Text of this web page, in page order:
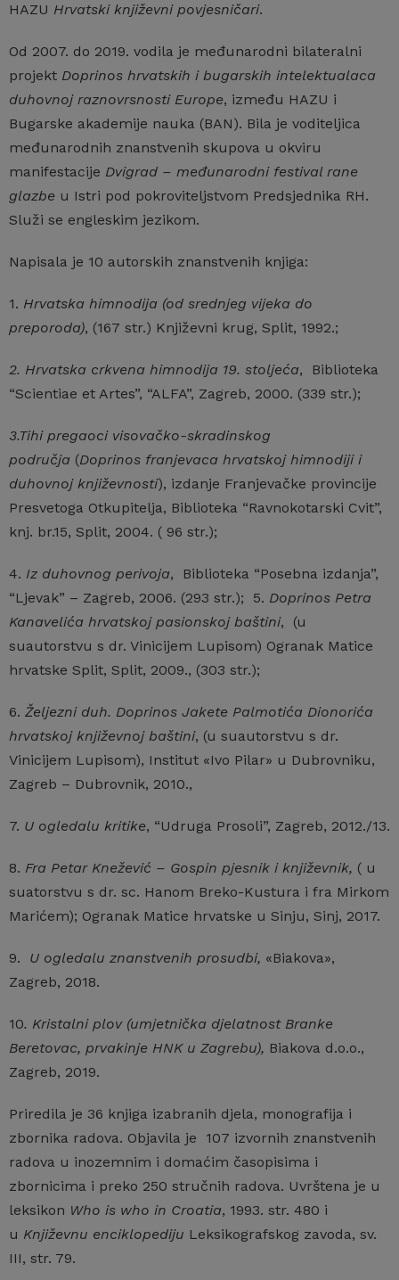
HAZU Hrvatski književni povjesničari.
Od 2007. do 2019. vodila je međunarodni bilateralni
projekt Doprinos hrvatskih i bugarskih intelektualaca
duhovnoj raznovrsnosti Europe, između HAZU i
Bugarske akademije nauka (BAN). Bila je voditeljica
međunarodnih znanstvenih skupova u okviru
manifestacije Dvigrad – međunarodni festival rane
glazbe u Istri pod pokroviteljstvom Predsjednika RH.
Služi se engleskim jezikom.
Napisala je 10 autorskih znanstvenih knjiga:
1. Hrvatska himnodija (od srednjeg vijeka do
preporoda), (167 str.) Književni krug, Split, 1992.;
2. Hrvatska crkvena himnodija 19. stoljeća, Biblioteka
“Scientiae et Artes”, “ALFA”, Zagreb, 2000. (339 str.);
3.Tihi pregaoci visovačko-skradinskog
područja (Doprinos franjevaca hrvatskoj himnodiji i
duhovnoj književnosti), izdanje Franjevačke provincije
Presvetoga Otkupitelja, Biblioteka “Ravnokotarski Cvit”,
knj. br.15, Split, 2004. ( 96 str.);
4. Iz duhovnog perivoja, Biblioteka “Posebna izdanja”,
“Ljevak” – Zagreb, 2006. (293 str.); 5. Doprinos Petra
Kanavelića hrvatskoj pasionskoj baštini, (u
suautorstvu s dr. Vinicijem Lupisom) Ogranak Matice
hrvatske Split, Split, 2009., (303 str.);
6. Željezni duh. Doprinos Jakete Palmotića Dionorića
hrvatskoj književnoj baštini, (u suautorstvu s dr.
Vinicijem Lupisom), Institut «Ivo Pilar» u Dubrovniku,
Zagreb – Dubrovnik, 2010.,
7. U ogledalu kritike, “Udruga Prosoli”, Zagreb, 2012./13.
8. Fra Petar Knežević – Gospin pjesnik i književnik, ( u
suatorstvu s dr. sc. Hanom Breko-Kustura i fra Mirkom
Marićem); Ogranak Matice hrvatske u Sinju, Sinj, 2017.
9. U ogledalu znanstvenih prosudbi, «Biakova»,
Zagreb, 2018.
10. Kristalni plov (umjetnička djelatnost Branke
Beretovac, prvakinje HNK u Zagrebu), Biakova d.o.o.,
Zagreb, 2019.
Priredila je 36 knjiga izabranih djela, monografija i
zbornika radova. Objavila je 107 izvornih znanstvenih
radova u inozemnim i domaćim časopisima i
zbornicima i preko 250 stručnih radova. Uvrštena je u
leksikon Who is who in Croatia, 1993. str. 480 i
u Književnu enciklopediju Leksikografskog zavoda, sv.
III, str. 79.